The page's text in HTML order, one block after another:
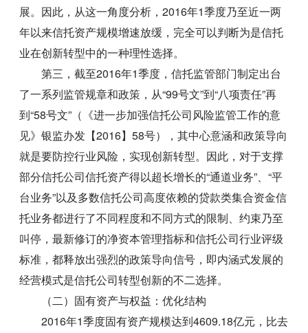
展。因此，从这一角度分析，2016年1季度乃至近一两
年以来信托资产规模增速放缓，完全可以判断为是信托
业在创新转型中的一种理性选择。
第三，截至2016年1季度，信托监管部门制定出台
了一系列监管规章和政策，从“99号文”到“八项责任”再
到“58号文”（《进一步加强信托公司风险监管工作的意
见》银监办发【2016】58号），其中心意涵和政策导向
就是要防控行业风险，实现创新转型。因此，对于支撑
部分信托公司信托资产得以超长增长的“通道业务”、“平
台业务”以及多数信托公司高度依赖的贷款类集合资金信
托业务都进行了不同程度和不同方式的限制、约束乃至
叫停，最新修订的净资本管理指标和信托公司行业评级
标准，都释放出强烈的政策导向信号，即内涵式发展的
经营模式是信托公司转型创新的不二选择。
（二）固有资产与权益：优化结构
2016年1季度固有资产规模达到4609.18亿元，比去